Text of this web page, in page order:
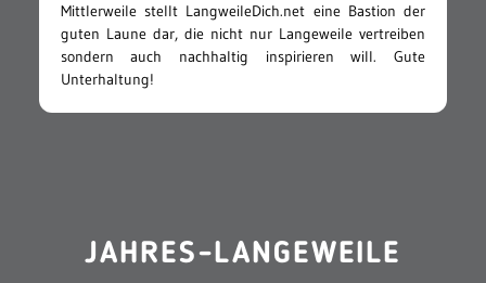
Mittlerweile stellt LangweileDich.net eine Bastion der
guten Laune dar, die nicht nur Langeweile vertreiben
sondern auch nachhaltig inspirieren will. Gute
Unterhaltung!
JAHRES-LANGEWEILE